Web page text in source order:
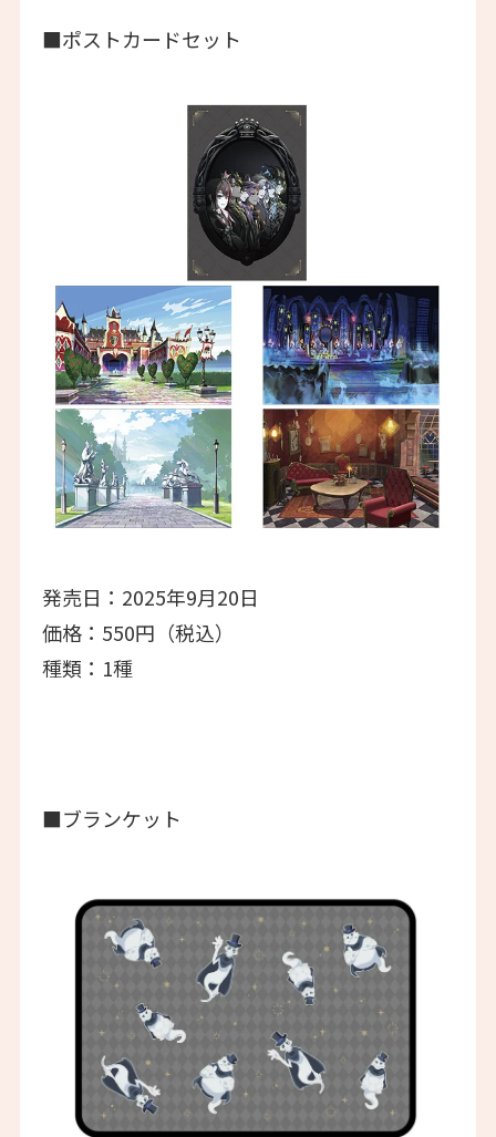
■ポストカードセット
発売日：2025年9月20日
価格：550円（税込）
種類：1種
■ブランケット